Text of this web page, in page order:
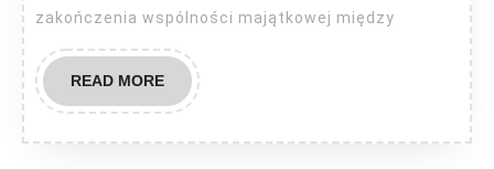
zakończenia wspólności majątkowej między
READ MOREREAD
MORE